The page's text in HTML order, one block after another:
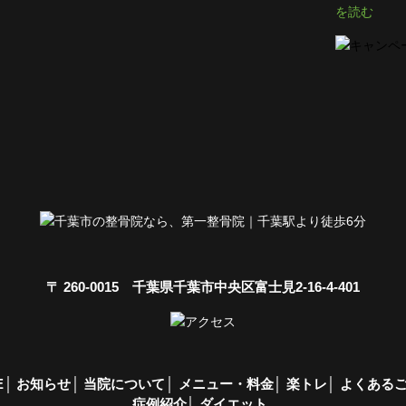
を読む
〒 260-0015 千葉県千葉市中央区富士見2-16-4-401
お知らせ 当院について メニュー・料金 楽トレ
よくある